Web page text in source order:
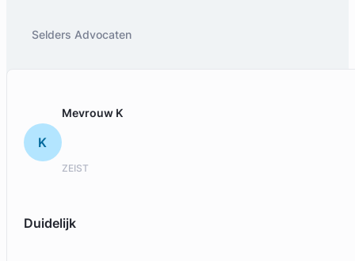
Selders Advocaten
K
Mevrouw K
ZEIST
Duidelijk